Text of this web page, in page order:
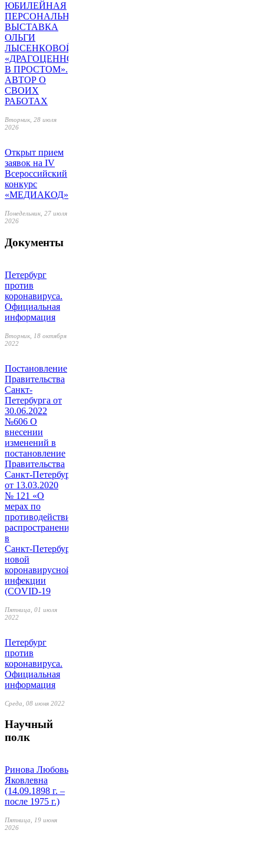
ЮБИЛЕЙНАЯ
ПЕРСОНАЛЬНАЯ
ВЫСТАВКА
ОЛЬГИ
ЛЫСЕНКОВОЙ
«ДРАГОЦЕННОЕ
В ПРОСТОМ».
АВТОР О
СВОИХ
РАБОТАХ
Вторник, 28 июля
2026
Открыт прием
заявок на IV
Всероссийский
конкурс
«МЕДИАКОД»
Понедельник, 27 июля
2026
Документы
Петербург
против
коронавируса.
Официальная
информация
Вторник, 18 октября
2022
Постановление
Правительства
Санкт-
Петербурга от
30.06.2022
№606 О
внесении
изменений в
постановление
Правительства
Санкт‑Петербурга
от 13.03.2020
№ 121 «О
мерах по
противодействию
распространению
в
Санкт‑Петербурге
новой
коронавирусной
инфекции
(COVID-19
Пятница, 01 июля
2022
Петербург
против
коронавируса.
Официальная
информация
Среда, 08 июня 2022
Научный
полк
Ринова Любовь
Яковлевна
(14.09.1898 г. –
после 1975 г.)
Пятница, 19 июня
2026